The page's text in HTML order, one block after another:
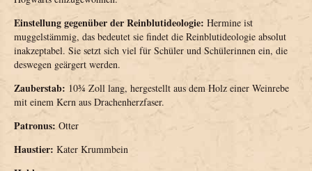
Einstellung gegenüber der Reinblutideologie: Hermine ist
muggelstämmig, das bedeutet sie findet die Reinblutideologie absolut
inakzeptabel. Sie setzt sich viel für Schüler und Schülerinnen ein, die
deswegen geärgert werden.
Zauberstab: 10¾ Zoll lang, hergestellt aus dem Holz einer Weinrebe
mit einem Kern aus Drachenherzfaser.
Patronus: Otter
Haustier: Kater Krummbein